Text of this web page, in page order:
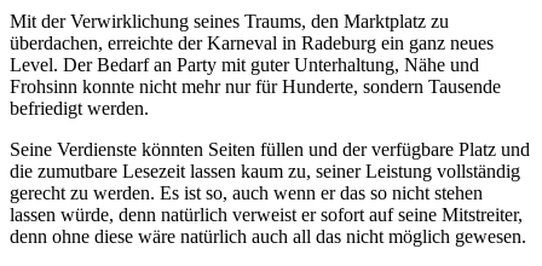
Mit der Verwirklichung seines Traums, den Marktplatz zu
überdachen, erreichte der Karneval in Radeburg ein ganz neues
Level. Der Bedarf an Party mit guter Unterhaltung, Nähe und
Frohsinn konnte nicht mehr nur für Hunderte, sondern Tausende
befriedigt werden.
Seine Verdienste könnten Seiten füllen und der verfügbare Platz und
die zumutbare Lesezeit lassen kaum zu, seiner Leistung vollständig
gerecht zu werden. Es ist so, auch wenn er das so nicht stehen
lassen würde, denn natürlich verweist er sofort auf seine Mitstreiter,
denn ohne diese wäre natürlich auch all das nicht möglich gewesen.